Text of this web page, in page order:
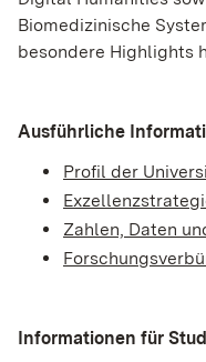
Biomedizinische
besondere Highlights
Ausführliche
Profil der
Zahlen, Daten
Informationen für